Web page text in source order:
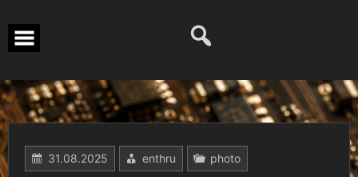
содержимому
31.08.2025 enthru photo